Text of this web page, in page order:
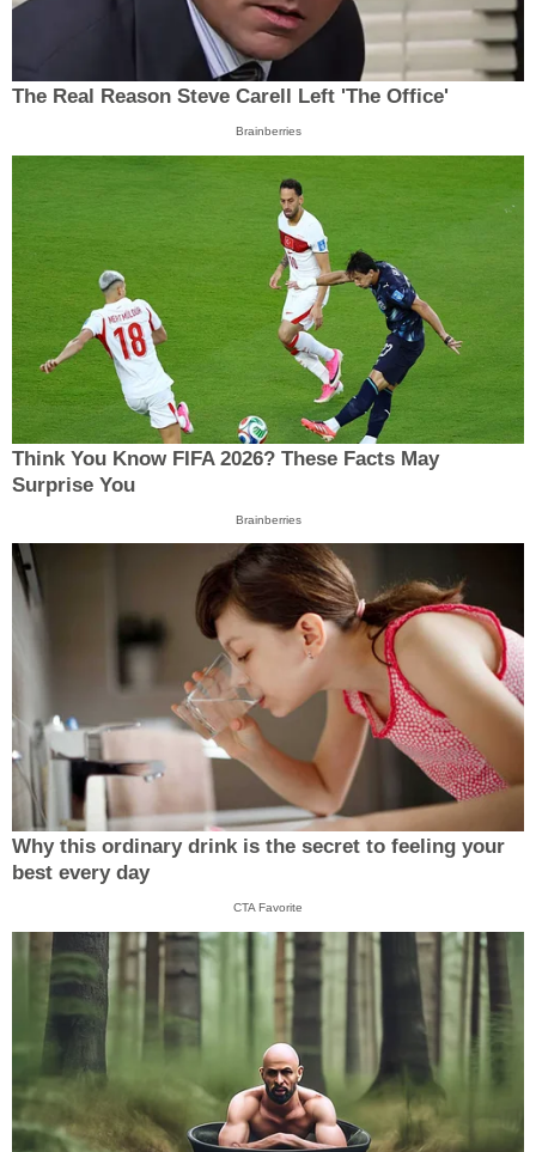
The Real Reason Steve Carell Left 'The Office'
Brainberries
Think You Know FIFA 2026? These Facts May
Surprise You
Brainberries
Why this ordinary drink is the secret to feeling your
best every day
CTA Favorite